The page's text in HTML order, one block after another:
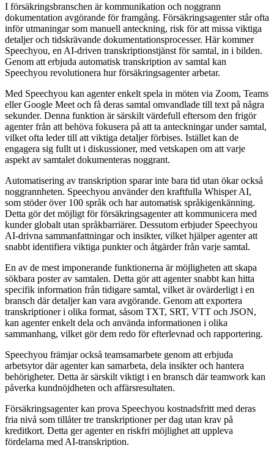
I försäkringsbranschen är kommunikation och noggrann
dokumentation avgörande för framgång. Försäkringsagenter står ofta
inför utmaningar som manuell anteckning, risk för att missa viktiga
detaljer och tidskrävande dokumentationsprocesser. Här kommer
Speechyou, en AI-driven transkriptionstjänst för samtal, in i bilden.
Genom att erbjuda automatisk transkription av samtal kan
Speechyou revolutionera hur försäkringsagenter arbetar.
Med Speechyou kan agenter enkelt spela in möten via Zoom, Teams
eller Google Meet och få deras samtal omvandlade till text på några
sekunder. Denna funktion är särskilt värdefull eftersom den frigör
agenter från att behöva fokusera på att ta anteckningar under samtal,
vilket ofta leder till att viktiga detaljer förbises. Istället kan de
engagera sig fullt ut i diskussioner, med vetskapen om att varje
aspekt av samtalet dokumenteras noggrant.
Automatisering av transkription sparar inte bara tid utan ökar också
noggrannheten. Speechyou använder den kraftfulla Whisper AI,
som stöder över 100 språk och har automatisk språkigenkänning.
Detta gör det möjligt för försäkringsagenter att kommunicera med
kunder globalt utan språkbarriärer. Dessutom erbjuder Speechyou
AI-drivna sammanfattningar och insikter, vilket hjälper agenter att
snabbt identifiera viktiga punkter och åtgärder från varje samtal.
En av de mest imponerande funktionerna är möjligheten att skapa
sökbara poster av samtalen. Detta gör att agenter snabbt kan hitta
specifik information från tidigare samtal, vilket är ovärderligt i en
bransch där detaljer kan vara avgörande. Genom att exportera
transkriptioner i olika format, såsom TXT, SRT, VTT och JSON,
kan agenter enkelt dela och använda informationen i olika
sammanhang, vilket gör dem redo för efterlevnad och rapportering.
Speechyou främjar också teamsamarbete genom att erbjuda
arbetsytor där agenter kan samarbeta, dela insikter och hantera
behörigheter. Detta är särskilt viktigt i en bransch där teamwork kan
påverka kundnöjdheten och affärsresultaten.
Försäkringsagenter kan prova Speechyou kostnadsfritt med deras
fria nivå som tillåter tre transkriptioner per dag utan krav på
kreditkort. Detta ger agenter en riskfri möjlighet att uppleva
fördelarna med AI-transkription.